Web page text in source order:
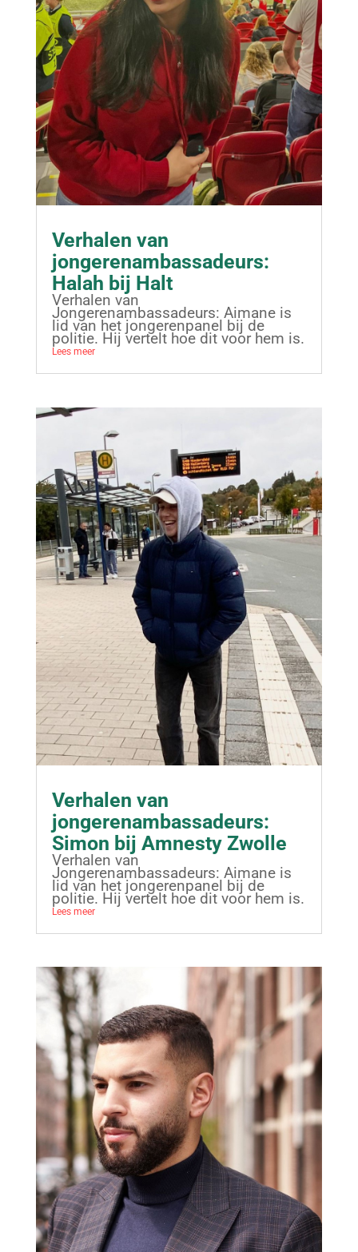
Verhalen van
jongerenambassadeurs:
Halah bij Halt
Verhalen van
Jongerenambassadeurs: Aimane is
lid van het jongerenpanel bij de
politie. Hij vertelt hoe dit voor hem is.
Lees meer
Verhalen van
jongerenambassadeurs:
Simon bij Amnesty Zwolle
Verhalen van
Jongerenambassadeurs: Aimane is
lid van het jongerenpanel bij de
politie. Hij vertelt hoe dit voor hem is.
Lees meer